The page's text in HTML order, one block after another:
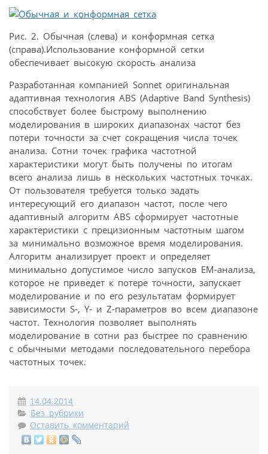
Рис. 2. Обычная (слева) и конформная сетка
(справа).Использование конформной сетки
обеспечивает высокую скорость анализа
Разработанная компанией Sonnet оригинальная
адаптивная технология ABS (Adaptive Band Synthesis)
способствует более быстрому выполнению
моделирования в широких диапазонах частот без
потери точности за счет сокращения числа точек
анализа. Сотни точек графика частотной
характеристики могут быть получены по итогам
всего анализа лишь в нескольких частотных точках.
От пользователя требуется только задать
интересующий его диапазон частот, после чего
адаптивный алгоритм ABS сформирует частотные
характеристики с прецизионным частотным шагом
за минимально возможное время моделирования.
Алгоритм анализирует проект и определяет
минимально допустимое число запусков EM-анализа,
которое не приведет к потере точности, запускает
моделирование и по его результатам формирует
зависимости S-, Y- и Z-параметров во всем диапазоне
частот. Технология позволяет выполнять
моделирование в сотни раз быстрее по сравнению
с обычными методами последовательного перебора
частотных точек.
14.04.2014
Без рубрики
Оставить комментарий